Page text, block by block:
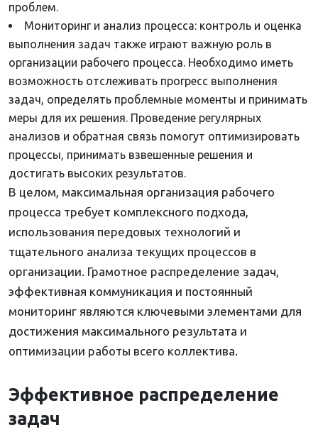
проблем.
Мониторинг и анализ процесса: контроль и оценка
выполнения задач также играют важную роль в
организации рабочего процесса. Необходимо иметь
возможность отслеживать прогресс выполнения
задач, определять проблемные моменты и принимать
меры для их решения. Проведение регулярных
анализов и обратная связь помогут оптимизировать
процессы, принимать взвешенные решения и
достигать высоких результатов.
В целом, максимальная организация рабочего
процесса требует комплексного подхода,
использования передовых технологий и
тщательного анализа текущих процессов в
организации. Грамотное распределение задач,
эффективная коммуникация и постоянный
мониторинг являются ключевыми элементами для
достижения максимального результата и
оптимизации работы всего коллектива.
Эффективное распределение
задач